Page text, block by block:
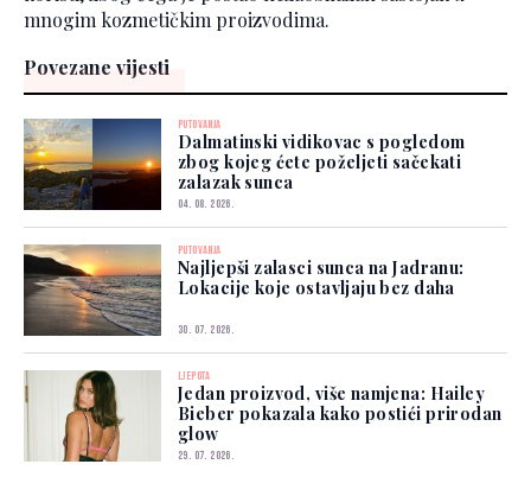
mnogim kozmetičkim proizvodima.
Povezane vijesti
PUTOVANJA
Dalmatinski vidikovac s pogledom
zbog kojeg ćete poželjeti sačekati
zalazak sunca
04. 08. 2026.
PUTOVANJA
Najljepši zalasci sunca na Jadranu:
Lokacije koje ostavljaju bez daha
30. 07. 2026.
LJEPOTA
Jedan proizvod, više namjena: Hailey
Bieber pokazala kako postići prirodan
glow
29. 07. 2026.